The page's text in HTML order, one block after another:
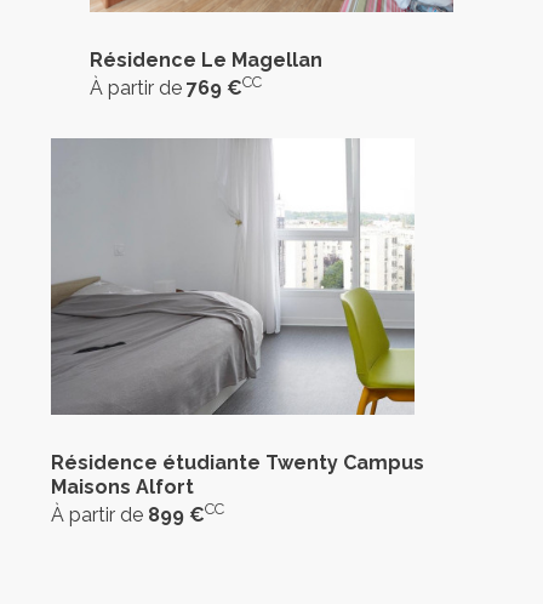
Résidence Le Magellan
À partir de 769 €CC
Résidence étudiante Twenty Campus
Maisons Alfort
À partir de 899 €CC